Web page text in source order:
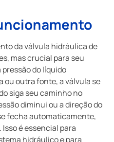
da válvula hidráulica de
mas crucial para seu
do líquido
ou outra fonte, a válvula se
siga seu caminho no
diminui ou a direção do
fecha automaticamente,
é essencial para
hidráulico e para